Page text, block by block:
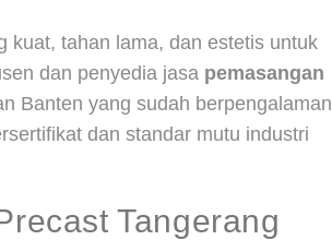
kuat, tahan lama, dan estetis untuk
dan penyedia jasa pemasangan
Banten yang sudah berpengalaman
dan standar mutu industri
Tangerang